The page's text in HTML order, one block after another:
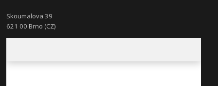
Skoumalova 39
621 00 Brno (CZ)